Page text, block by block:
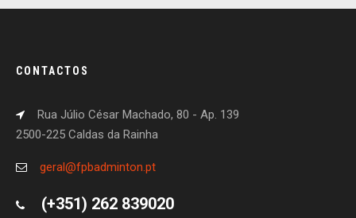
CONTACTOS
Rua Júlio César Machado, 80 - Ap. 139
2500-225 Caldas da Rainha
geral@fpbadminton.pt
(+351) 262 839020